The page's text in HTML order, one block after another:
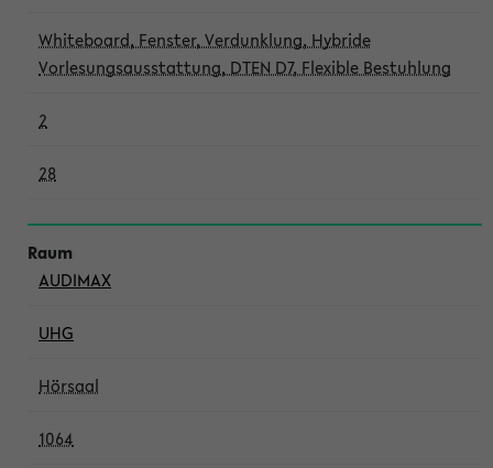
Whiteboard, Fenster, Verdunklung, Hybride
Vorlesungsausstattung, DTEN D7, Flexible Bestuhlung
2
28
AUDIMAX
UHG
Hörsaal
1064